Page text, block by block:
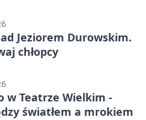
Jeziorem Durowskim.
chłopcy
w Teatrze Wielkim -
światłem a mrokiem